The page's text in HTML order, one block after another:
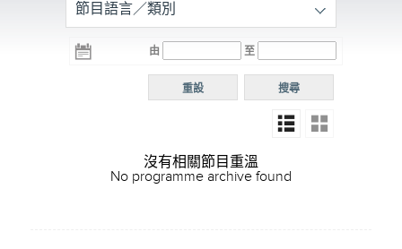
R3
電台 電台
R5
電台
普通
節目語言／類別
由 至
搜尋
重設
沒有相關節目重溫
No programme archive found